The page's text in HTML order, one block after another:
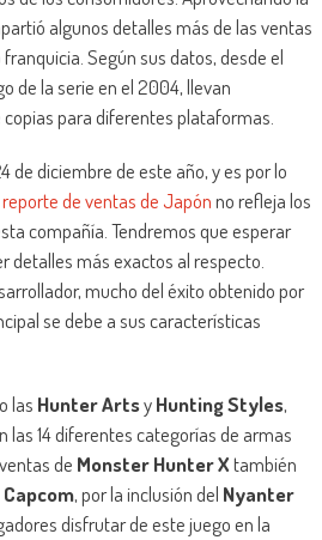
algunos detalles más de las ventas
Según sus datos, desde el
de la serie en el 2004, llevan
para diferentes plataformas.
de diciembre de este año, y es por lo
reporte de ventas de Japónno refleja los
compañía. Tendremos que esperar
detalles más exactos al respecto.
mucho del éxito obtenido por
se debe a sus características
las Hunter ArtsyHunting Styles,
las 14 diferentes categorías de armas
de Monster Hunter Xtambién
Capcom, por la inclusión del Nyanter
disfrutar de este juego en la